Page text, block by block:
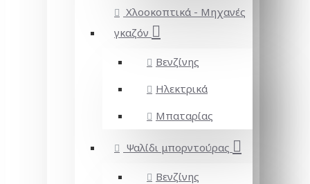
Χλοοκοπτικά - Μηχανές
γκαζόν
Βενζίνης
Ηλεκτρικά
Μπαταρίας
Ψαλίδι μπορντούρας
Βενζίνης